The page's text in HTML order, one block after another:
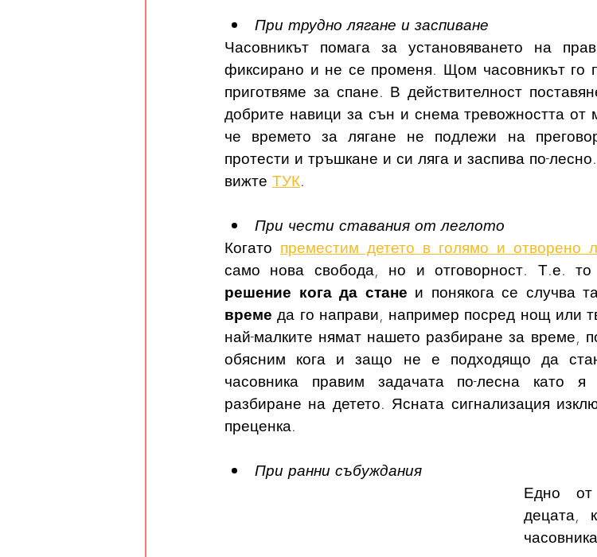
При трудно лягане и заспиване
Часовникът помага за установяването на
фиксирано и не се променя. Щом часовникът го
приготвяме за спане. В действителност
добрите навици за сън и снема тревожността от
че времето за лягане не подлежи на
протести и тръшкане и си ляга и заспива по-
вижте ТУК.
При чести ставания от леглото
Когато преместим детето в голямо и отворено
само нова свобода, но и отговорност. Т.е.
решение кога да стане и понякога се случва
време да го направи, например посред нощ или
най-малките нямат нашето разбиране за време,
обясним кога и защо не е подходящо да
часовника правим задачата по-лесна като
разбиране на детето. Ясната сигнализация
преценка.
При ранни събуждания
Едно от
децата,